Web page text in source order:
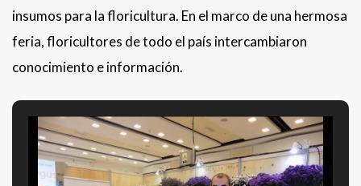
insumos para la floricultura. En el marco de una hermosa
feria, floricultores de todo el país intercambiaron
conocimiento e información.